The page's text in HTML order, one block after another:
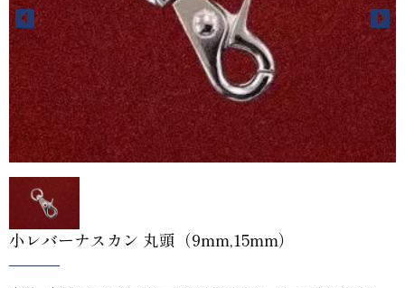
小レバーナスカン 丸頭（9mm,15mm）